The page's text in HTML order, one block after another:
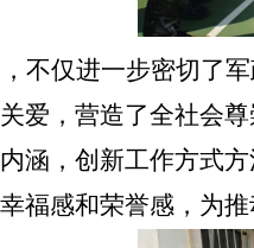
不仅进一步密切了
爱，营造了全社会
涵，创新工作方式
福感和荣誉感，为